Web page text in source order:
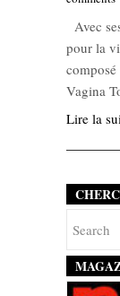
Avec
pour la
Vagina
Lire la